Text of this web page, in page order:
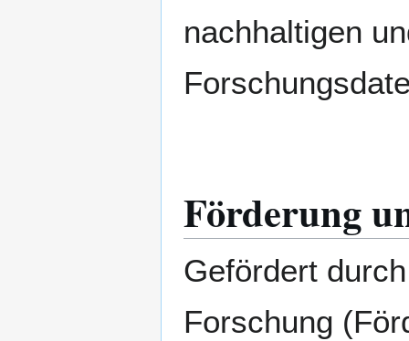
nachhaltigen
Förderung
Gefördert
Forschung